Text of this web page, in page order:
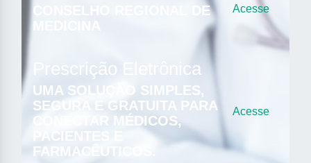
CONSELHO REGIONAL DE
MEDICINA
Acesse
Prescrição Eletrônica
UMA SOLUÇÃO SIMPLES,
SEGURA E GRATUITA PARA
CONECTAR MÉDICOS,
PACIENTES E
FARMACÊUTICOS.
Acesse